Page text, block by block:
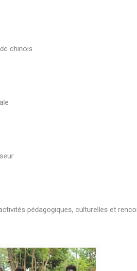
chinois
pédagogiques, culturelles et